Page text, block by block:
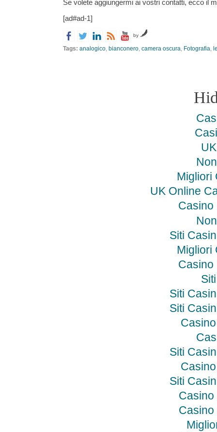
Se volete aggiungermi ai vostri contatti, ecco il
[ad#ad-1]
by
Tags: analogico, bianconero, camera oscura, Fotografia,
Migliori
UK Online
Casino
Siti
Migliori
Casino
Siti
Siti
Siti
Siti
Casino
Casino